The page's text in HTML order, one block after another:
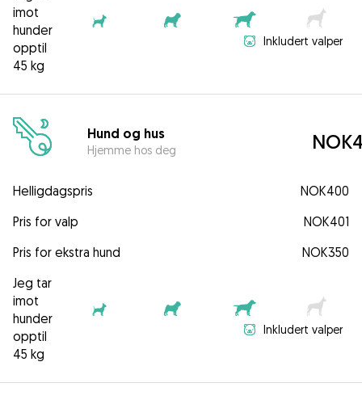
imot
hunder
opptil
45 kg
Inkludert valper
Hund og hus
Hjemme hos deg
Helligdagspris
NOK400
Pris for valp
NOK401
Pris for ekstra hund
NOK350
Jeg tar
imot
hunder
opptil
45 kg
Inkludert valper